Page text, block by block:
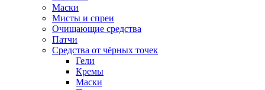
Маски
Мисты и спреи
Очищающие средства
Патчи
Средства от чёрных точек
Гели
Кремы
Маски